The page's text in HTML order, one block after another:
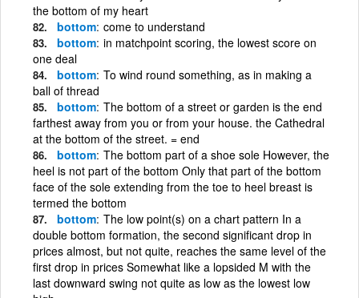
the bottom of my heart
bottom come to understand
bottom in matchpoint scoring, the lowest score on
one deal
bottom To wind round something, as in making a
ball of thread
bottom The bottom of a street or garden is the end
farthest away from you or from your house. the Cathedral
at the bottom of the street. = end
bottom The bottom part of a shoe sole However, the
heel is not part of the bottom Only that part of the bottom
face of the sole extending from the toe to heel breast is
termed the bottom
bottom The low point(s) on a chart pattern In a
double bottom formation, the second significant drop in
prices almost, but not quite, reaches the same level of the
first drop in prices Somewhat like a lopsided M with the
last downward swing not quite as low as the lowest low